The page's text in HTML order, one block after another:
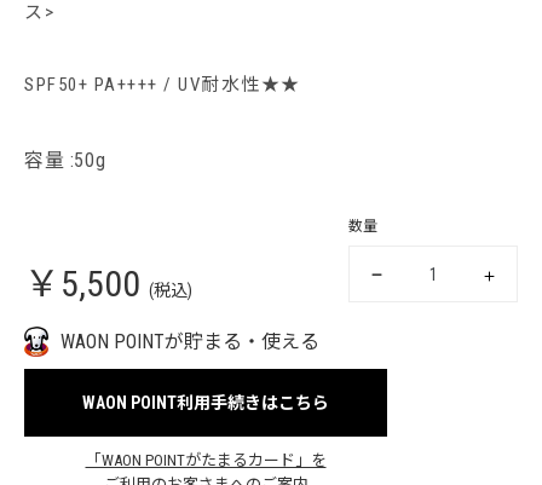
ス>
SPF50+ PA++++ / UV耐水性★★
容量 :50g
￥5,500 (税込)
数量
WAON POINTが貯まる・使える
WAON POINT利用手続きはこちら
「WAON POINTがたまるカード」を